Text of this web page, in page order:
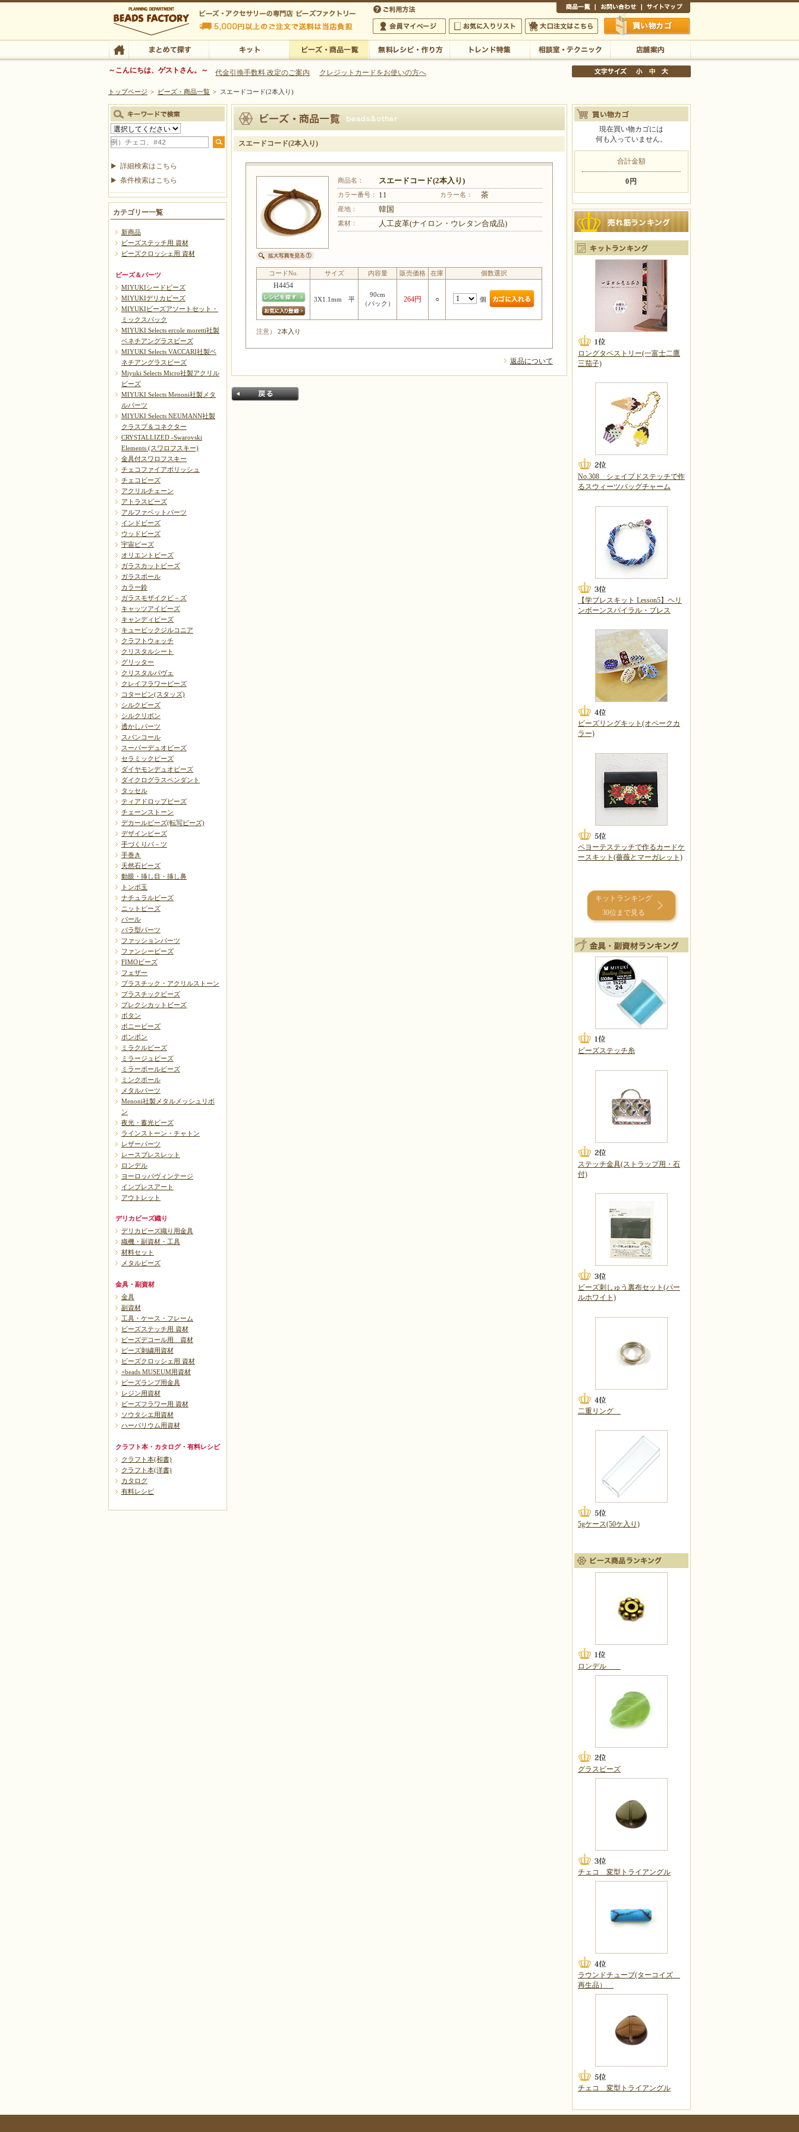
ビーズファクトリー ビーズ・パーツ・金具など・アクセサリーの専門店
ビーズ・アクセサリーの専門店 ビーズファクトリー 5,000円以上のご注文で送料は当店が負担いたします
ビーズ・アクセサリーの専門店 ビーズファクトリー 5,000円以上のご注文で送料は当店が負担いたします
会員マイページ
お気に入りリスト 大口注文はこちら 買い物かご
TOP まとめて探す 店舗案内
～こんにちは、ゲストさん。～ 代金引換手数料 改定のご案内 クレジットカードをお使いの方へ
トップページ > ビーズ・商品一覧 > スエードコード(2本入り)
スエードコード(2本入り)
商品名： スエードコード(2本入り)
カラー番号： 11 カラー名： 茶
産地： 韓国
素材： 人工皮革(ナイロン・ウレタン合成品)
コードNo. サイズ 内容量 販売価格 在庫 個数選択
H4454
3X1.1mm 平
90cm
（パック）
264円 ○ 個
注意） 2本入り
返品について
詳細検索はこちら
条件検索はこちら
カテゴリー一覧
新商品
ビーズステッチ用 資材
ビーズクロッシェ用 資材
ビーズ＆パーツ
MIYUKIシードビーズ
MIYUKIデリカビーズ
MIYUKIビーズアソートセット・
ミックスパック
MIYUKI Selects ercole moretti社製
ベネチアングラスビーズ
MIYUKI Selects VACCARI社製ベ
ネチアングラスビーズ
Miyuki Selects Micro社製アクリル
ビーズ
MIYUKI Selects Menoni社製メタ
ルパーツ
MIYUKI Selects NEUMANN社製
クラスプ＆コネクター
CRYSTALLIZED -Swarovski
Elements (スワロフスキー)
金具付スワロフスキー
チェコファイアポリッシュ
チェコビーズ
アクリルチェーン
アトラスビーズ
アルファベットパーツ
インドビーズ
ウッドビーズ
宇宙ビーズ
オリエントビーズ
ガラスカットビーズ
ガラスボール
カラー鈴
ガラスモザイクビ－ズ
キャッツアイビーズ
キャンディビーズ
キュービックジルコニア
クラフトウォッチ
クリスタルシート
グリッター
クリスタルパヴェ
クレイフラワービーズ
コターピン(スタッズ)
シルクビーズ
シルクリボン
透かしパーツ
スパンコール
スーパーデュオビーズ
セラミックビーズ
ダイヤモンデュオビーズ
ダイクログラスペンダント
タッセル
ティアドロップビーズ
チェーンストーン
デカールビーズ(転写ビーズ)
デザインビーズ
手づくりパ－ツ
手巻き
天然石ビーズ
動眼・挿し目・挿し鼻
トンボ玉
ナチュラルビーズ
ニットビーズ
パール
バラ型パーツ
ファッションパーツ
ファンシービーズ
FIMOビーズ
フェザー
プラスチック・アクリルストーン
プラスチックビーズ
プレクシカットビーズ
ボタン
ポニービーズ
ポンポン
ミラクルビーズ
ミラージュビーズ
ミラーボールビーズ
ミンクボール
メタルパーツ
Menoni社製メタルメッシュリボ
ン
夜光・蓄光ビーズ
ラインストーン・チャトン
レザーパーツ
レースブレスレット
ロンデル
ヨーロッパヴィンテージ
インプレスアート
アウトレット
デリカビーズ織り
デリカビーズ織り用金具
織機・副資材・工具
材料セット
メタルビーズ
金具・副資材
金具
副資材
工具・ケース・フレーム
ビーズステッチ用 資材
ビーズデコール用 資材
ビーズ刺繍用資材
ビーズクロッシェ用 資材
+beads MUSEUM用資材
ビーズランプ用金具
レジン用資材
ビーズフラワー用 資材
ソウタシエ用資材
ハーバリウム用資材
クラフト本・カタログ・有料レシピ
クラフト本(和書)
クラフト本(洋書)
カタログ
有料レシピ
現在買い物カゴには
何も入っていません。
合計金額
0円
ロングタペストリー(一富士二鷹
三茄子)
No.308 シェイプドステッチで作
るスウィーツバッグチャーム
【学ブレスキット Lesson5】ヘリ
ンボーンスパイラル・ブレス
ビーズリングキット(オペークカ
ラー)
ペヨーテステッチで作るカードケ
ースキット(薔薇とマーガレット)
キットランキング
30位まで見る
ビーズステッチ糸
ステッチ金具(ストラップ用・石
付)
ビーズ刺しゅう裏布セット(パー
ルホワイト)
二重リング
5gケース(50ケ入り)
ロンデル
グラスビーズ
チェコ 変型トライアングル
ラウンドチューブ(ターコイズ
再生品）
チェコ 変型トライアングル